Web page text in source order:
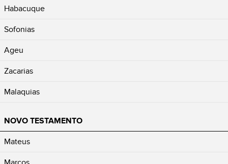
Habacuque
Sofonias
Ageu
Zacarias
Malaquias
NOVO TESTAMENTO
Mateus